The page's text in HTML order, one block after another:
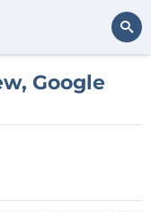
Rechercher
Google